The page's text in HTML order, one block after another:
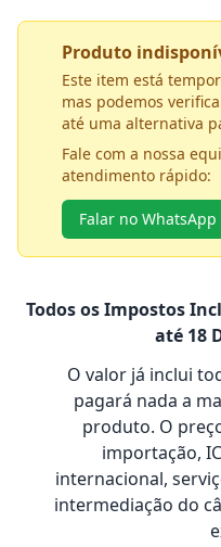
Produto
Este item está
mas podemos
até uma alternativa
Fale com a nossa
atendimento rápido:
Falar no WhatsApp
Todos os Impostos
até 18
O valor já inclui
pagará nada a
produto. O
importação,
internacional,
intermediação do